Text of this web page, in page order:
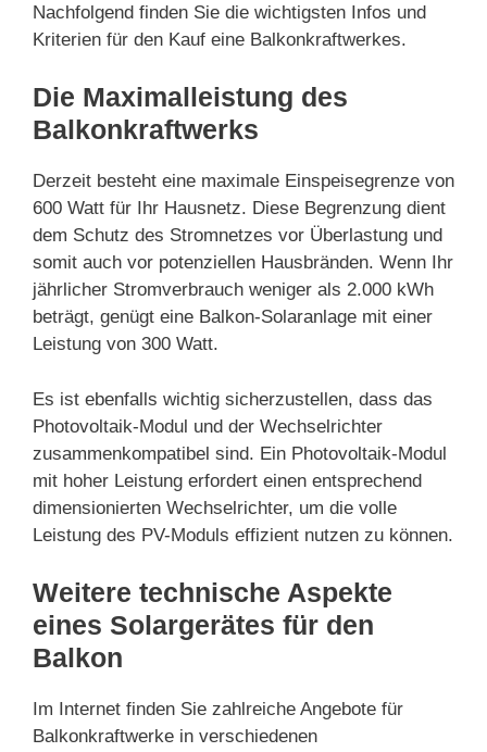
Nachfolgend finden Sie die wichtigsten Infos und
Kriterien für den Kauf eine Balkonkraftwerkes.
Die Maximalleistung des
Balkonkraftwerks
Derzeit besteht eine maximale Einspeisegrenze von
600 Watt für Ihr Hausnetz. Diese Begrenzung dient
dem Schutz des Stromnetzes vor Überlastung und
somit auch vor potenziellen Hausbränden. Wenn Ihr
jährlicher Stromverbrauch weniger als 2.000 kWh
beträgt, genügt eine Balkon-Solaranlage mit einer
Leistung von 300 Watt.
Es ist ebenfalls wichtig sicherzustellen, dass das
Photovoltaik-Modul und der Wechselrichter
zusammenkompatibel sind. Ein Photovoltaik-Modul
mit hoher Leistung erfordert einen entsprechend
dimensionierten Wechselrichter, um die volle
Leistung des PV-Moduls effizient nutzen zu können.
Weitere technische Aspekte
eines Solargerätes für den
Balkon
Im Internet finden Sie zahlreiche Angebote für
Balkonkraftwerke in verschiedenen